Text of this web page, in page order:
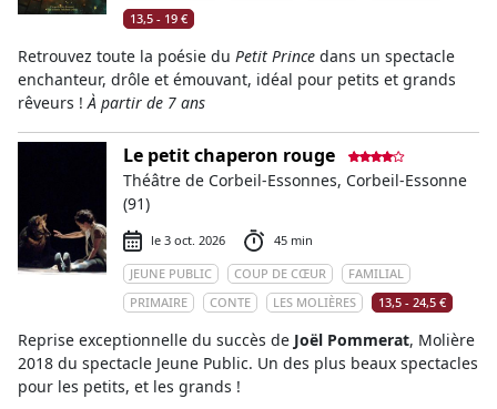
13,5 - 19 €
Retrouvez toute la poésie du Petit Prince dans un spectacle
enchanteur, drôle et émouvant, idéal pour petits et grands
rêveurs ! À partir de 7 ans
Le petit chaperon rouge
Théâtre de Corbeil-Essonnes, Corbeil-Essonne
(91)
le 3 oct. 2026
45 min
JEUNE PUBLIC
COUP DE CŒUR
FAMILIAL
PRIMAIRE
CONTE LES MOLIÈRES 13,5 - 24,5 €
Reprise exceptionnelle du succès de Joël Pommerat, Molière
2018 du spectacle Jeune Public. Un des plus beaux spectacles
pour les petits, et les grands !